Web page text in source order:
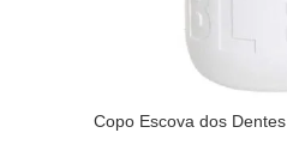
Copo Escova dos Dentes